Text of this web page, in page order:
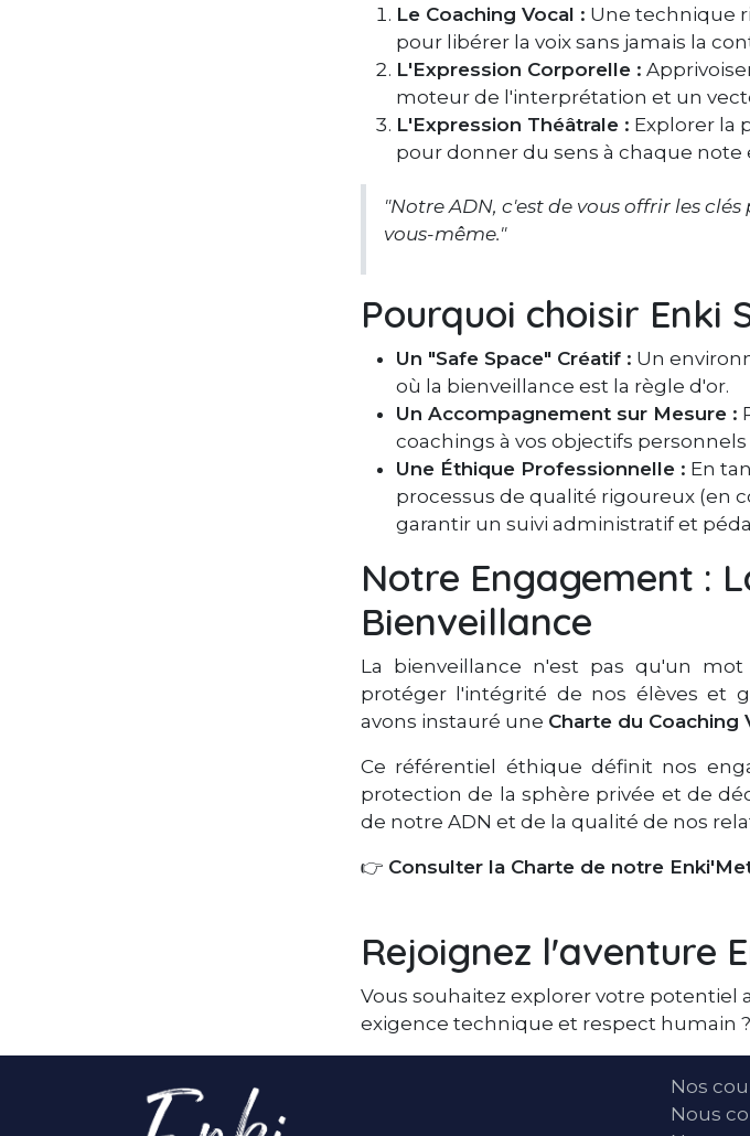
Le Coaching Vocal : Une technique
pour libérer la voix sans jamais la
L'Expression Corporelle :
moteur de l'interprétation et un
L'Expression Théâtrale : Explorer la
pour donner du sens à chaque note
"Notre ADN, c'est de vous offrir les
vous-même."
Pourquoi choisir Enki
Un "Safe Space" Créatif : Un
où la bienveillance est la règle d'or.
Un Accompagnement sur Mesure :
coachings à vos objectifs
Une Éthique Professionnelle : En
processus de qualité rigoureux (en
garantir un suivi administratif et
Notre Engagement :
Bienveillance
La bienveillance n'est pas qu'un
protéger l'intégrité de nos élèves et
avons instauré une Charte du Coaching
Ce référentiel éthique définit nos
protection de la sphère privée et de
de notre ADN et de la qualité de nos
👉 Consulter la Charte de notre
Rejoignez l'aventure
Vous souhaitez explorer votre potentiel
exigence technique et respect humain ?
Nos
Nous